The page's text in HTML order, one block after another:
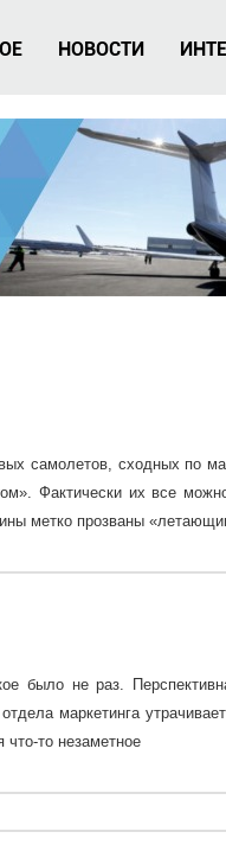
НОВОСТИ
самолетов, сходных по
Фактически их все
метко прозваны
было не раз.
маркетинга
что-то незаметное